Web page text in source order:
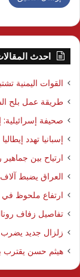
احدث
القوات اليمنية
طريقة عمل بلح
صحيفة إسرائيلية:
إسبانيا تهدد
ارتياح بين
العراق يضبط
ارتفاع ملحوظ في
تفاصيل زفاف
زلزال جديد يضرب
هيثم حسن يقترب